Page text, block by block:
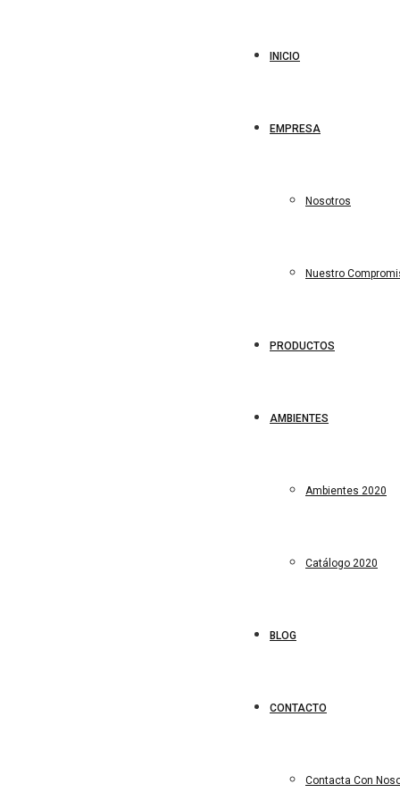
INICIO
EMPRESA
Nosotros
Nuestro
PRODUCTOS
AMBIENTES
Ambientes 2020
Catálogo 2020
BLOG
CONTACTO
Contacta Con